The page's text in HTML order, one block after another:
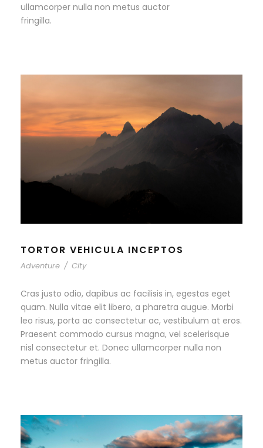
ullamcorper nulla non metus auctor
fringilla.
TORTOR VEHICULA INCEPTOS
Adventure / City
Cras justo odio, dapibus ac facilisis in, egestas eget
quam. Nulla vitae elit libero, a pharetra augue. Morbi
leo risus, porta ac consectetur ac, vestibulum at eros.
Praesent commodo cursus magna, vel scelerisque
nisl consectetur et. Donec ullamcorper nulla non
metus auctor fringilla.